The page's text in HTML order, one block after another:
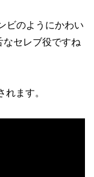
ビのようにかわい
セレブ役ですね
ます。